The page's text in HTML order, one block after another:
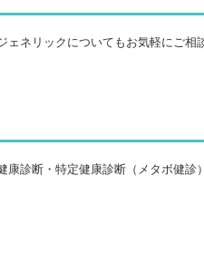
ネリックについてもお気軽にご相
診断・特定健康診断（メタボ健診）